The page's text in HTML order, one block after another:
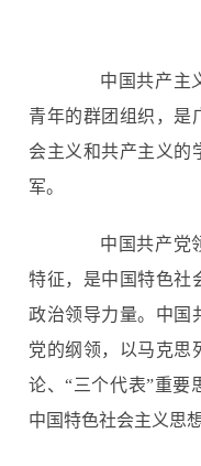
中国共产主义
青年的群团组织，是
会主义和共产主义的
军。
中国共产党领
特征，是中国特色社
政治领导力量。中国
党的纲领，以马克思
论、“三个代表”重要
中国特色社会主义思